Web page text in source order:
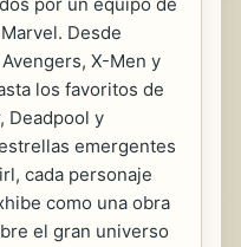
por un equipo de
Desde
X-Men y
los favoritos de
Deadpool y
emergentes
cada personaje
como una obra
el gran universo